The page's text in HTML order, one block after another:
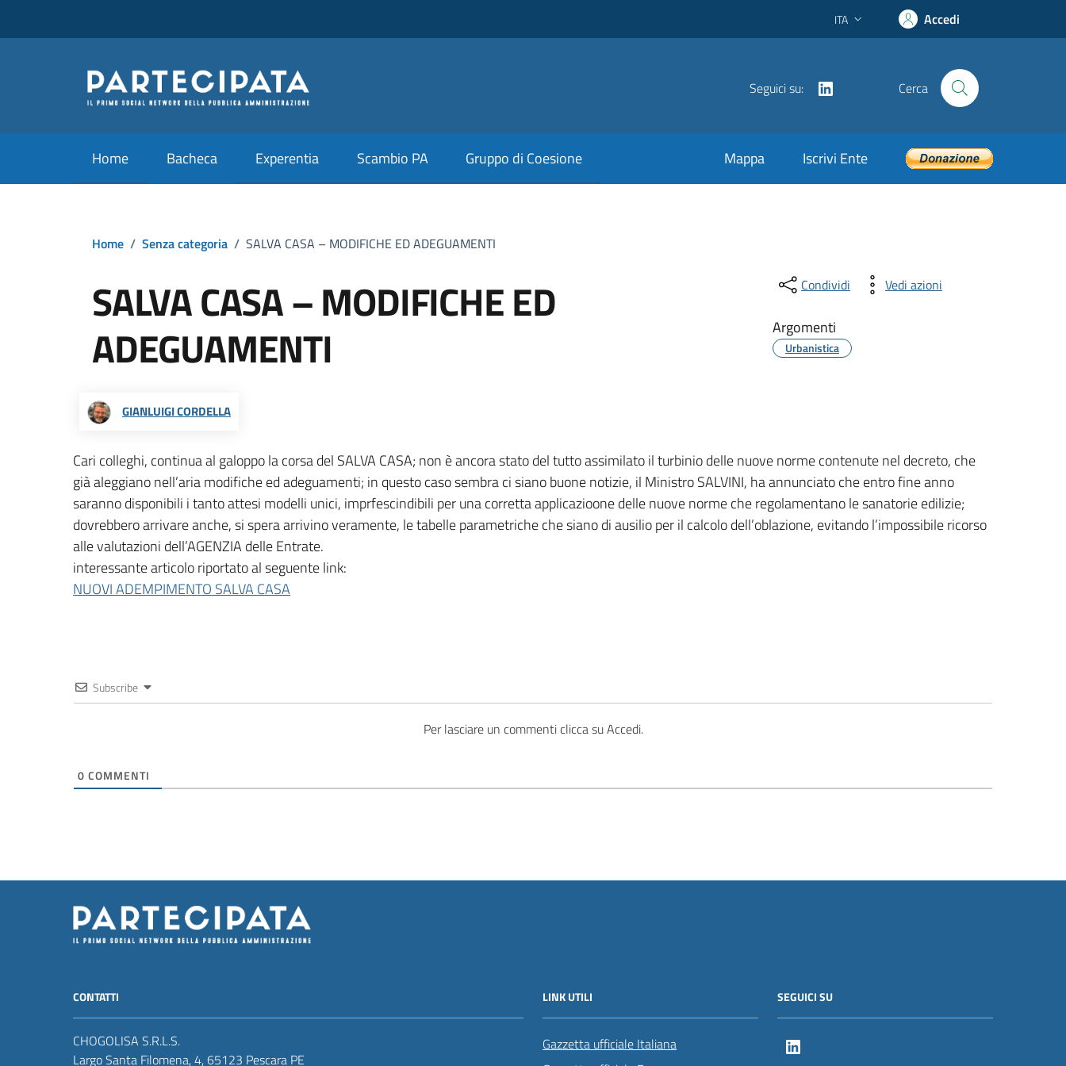
Lingua attiva:
ITA Accedi
Seguici su: Cerca
Home Bacheca Experentia Scambio PA Gruppo di Coesione Mappa Iscrivi Ente
Home / Senza categoria / SALVA CASA – MODIFICHE ED ADEGUAMENTI
SALVA CASA – MODIFICHE ED
ADEGUAMENTI
Condividi Vedi azioni
Argomenti
Urbanistica
GIANLUIGI CORDELLA
Cari colleghi, continua al galoppo la corsa del SALVA CASA; non è ancora stato del tutto assimilato il turbinio delle nuove norme contenute nel decreto, che
già aleggiano nell’aria modifiche ed adeguamenti; in questo caso sembra ci siano buone notizie, il Ministro SALVINI, ha annunciato che entro fine anno
saranno disponibili i tanto attesi modelli unici, imprfescindibili per una corretta applicazioone delle nuove norme che regolamentano le sanatorie edilizie;
dovrebbero arrivare anche, si spera arrivino veramente, le tabelle parametriche che siano di ausilio per il calcolo dell’oblazione, evitando l’impossibile ricorso
alle valutazioni dell’AGENZIA delle Entrate.
interessante articolo riportato al seguente link:
NUOVI ADEMPIMENTO SALVA CASA
Subscribe
Per lasciare un commenti clicca su Accedi.
0 COMMENTI
CONTATTI
CHOGOLISA S.R.L.S.
Largo Santa Filomena, 4, 65123 Pescara PE
LINK UTILI
Gazzetta ufficiale Italiana
SEGUICI SU